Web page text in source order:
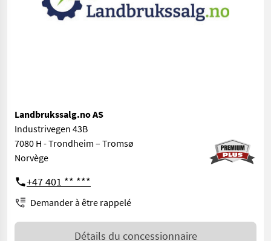
Landbrukssalg.no AS
Industrivegen 43B
7080 H - Trondheim – Tromsø
Norvège
+47 401 ** ***
Demander à être rappelé
Détails du concessionnaire